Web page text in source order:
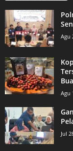
Agu
Agu
Jul